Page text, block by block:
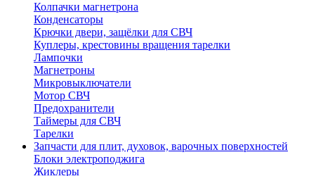
Колпачки магнетрона
Конденсаторы
Крючки двери, защёлки для СВЧ
Куплеры, крестовины вращения тарелки
Лампочки
Магнетроны
Микровыключатели
Мотор СВЧ
Предохранители
Таймеры для СВЧ
Тарелки
Запчасти для плит, духовок, варочных поверхностей
Блоки электроподжига
Жиклеры